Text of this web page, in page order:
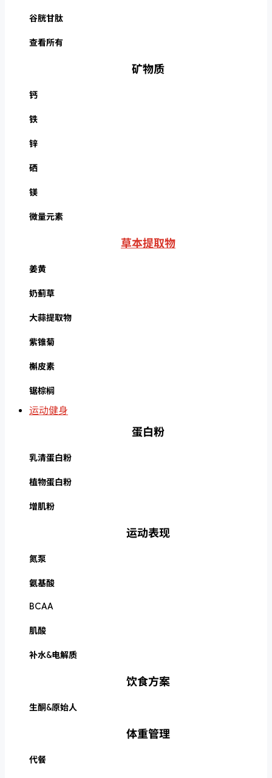
谷胱甘肽
查看所有
矿物质
钙
铁
锌
硒
镁
微量元素
草本提取物
姜黄
奶蓟草
大蒜提取物
紫锥菊
槲皮素
锯棕榈
运动健身
蛋白粉
乳清蛋白粉
植物蛋白粉
增肌粉
运动表现
氮泵
氨基酸
BCAA
肌酸
补水&电解质
饮食方案
生酮&原始人
体重管理
代餐